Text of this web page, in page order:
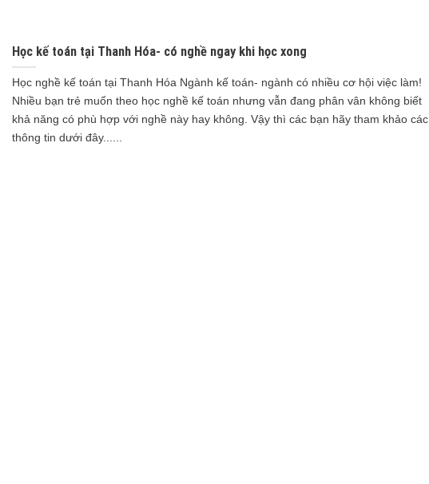
Học kế toán tại Thanh Hóa- có nghề ngay khi học xong
Học nghề kế toán tại Thanh Hóa Ngành kế toán- ngành có nhiều cơ hội việc làm!
Nhiều bạn trẻ muốn theo học nghề kế toán nhưng vẫn đang phân vân không biết
khả năng có phù hợp với nghề này hay không. Vậy thì các bạn hãy tham khảo các
thông tin dưới đây......